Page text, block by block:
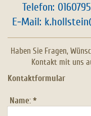
Telefon:
E-Mail:
Haben Sie Fragen,
Kontakt mit uns
Kontaktformular
Name:*